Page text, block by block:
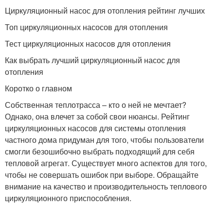
Циркуляционный насос для отопления рейтинг лучших
Топ циркуляционных насосов для отопления
Тест циркуляционных насосов для отопления
Как выбрать лучший циркуляционный насос для
отопления
Коротко о главном
Собственная теплотрасса – кто о ней не мечтает?
Однако, она влечет за собой свои нюансы. Рейтинг
циркуляционных насосов для системы отопления
частного дома придуман для того, чтобы пользователи
смогли безошибочно выбрать подходящий для себя
тепловой агрегат. Существует много аспектов для того,
чтобы не совершать ошибок при выборе. Обращайте
внимание на качество и производительность теплового
циркуляционного приспособления.